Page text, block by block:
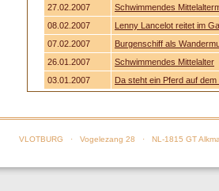
27.02.2007
Schwimmendes
08.02.2007
Lenny Lancelot reitet im
07.02.2007
Burgenschiff als
26.01.2007
Schwimmendes Mittelalter
03.01.2007
Da steht ein Pferd auf dem
VLOTBURG · Vogelezang 28 · NL-1815 GT